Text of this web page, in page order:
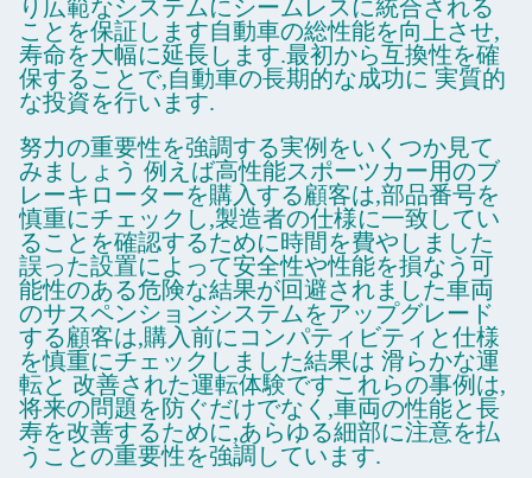
り広範なシステムにシームレスに統合される
ことを保証します自動車の総性能を向上させ,
寿命を大幅に延長します.最初から互換性を確
保することで,自動車の長期的な成功に 実質的
な投資を行います.
努力の重要性を強調する実例をいくつか見て
みましょう 例えば高性能スポーツカー用のブ
レーキローターを購入する顧客は,部品番号を
慎重にチェックし,製造者の仕様に一致してい
ることを確認するために時間を費やしました
誤った設置によって安全性や性能を損なう可
能性のある危険な結果が回避されました車両
のサスペンションシステムをアップグレード
する顧客は,購入前にコンパティビティと仕様
を慎重にチェックしました結果は 滑らかな運
転と 改善された運転体験ですこれらの事例は,
将来の問題を防ぐだけでなく,車両の性能と長
寿を改善するために,あらゆる細部に注意を払
うことの重要性を強調しています.